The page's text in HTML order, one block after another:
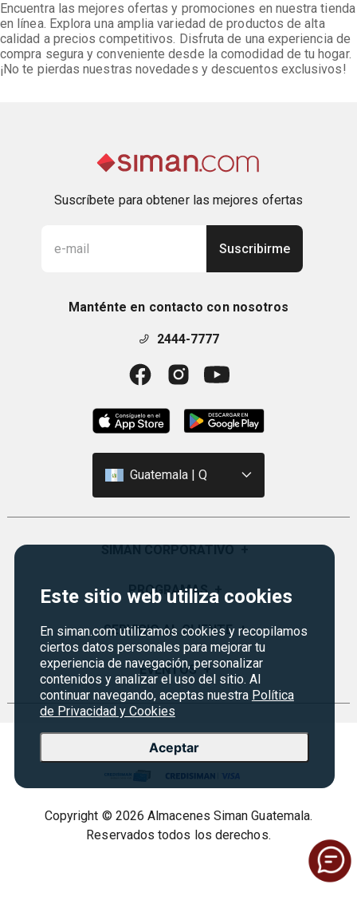
Este sitio web utiliza cookies
En siman.com utilizamos cookies y recopilamos
ciertos datos personales para mejorar tu
experiencia de navegación, personalizar
contenidos y analizar el uso del sitio. Al
continuar navegando, aceptas nuestra Política
de Privacidad y Cookies
Aceptar
Encuentra las mejores ofertas y promociones en nuestra tienda
en línea. Explora una amplia variedad de productos de alta
calidad a precios competitivos. Disfruta de una experiencia de
compra segura y conveniente desde la comodidad de tu hogar.
¡No te pierdas nuestras novedades y descuentos exclusivos!
Suscríbete para obtener las mejores ofertas
Suscribirme
Manténte en contacto con nosotros
2444-7777
Guatemala | Q
Quiénes Somos
Historia
Sucursales
Servicios
Empleos Siman
PROGRAMAS +
Monedero
Certificados de Regalo
Siman PRO
Credisiman
SERVICIO AL CLIENTE +
Preguntas Frecuentes
Política de devoluciones y garantías
Contáctenos
Seguridad del sitio
Política de Privacidad
Términos legales
EVENTOS +
Rebajas
Copyright © 2026 Almacenes Siman Guatemala.
Reservados todos los derechos.